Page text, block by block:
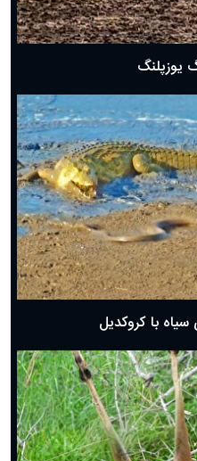
یوزپلنگ
سیاه با کروکدیل